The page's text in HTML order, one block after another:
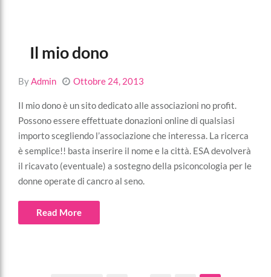
Il mio dono
ByAdmin Ottobre 24, 2013
Il mio dono è un sito dedicato alle associazioni no profit.
Possono essere effettuate donazioni online di qualsiasi
importo scegliendo l’associazione che interessa. La ricerca
è semplice!! basta inserire il nome e la città. ESA devolverà
il ricavato (eventuale) a sostegno della psiconcologia per le
donne operate di cancro al seno.
Read More